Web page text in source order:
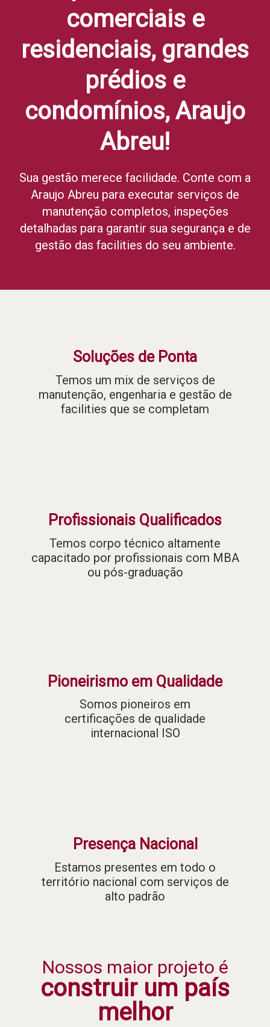
comerciais e
residenciais, grandes
prédios e
condomínios, Araujo
Abreu!
Sua gestão merece facilidade. Conte com a
Araujo Abreu para executar serviços de
manutenção completos, inspeções
detalhadas para garantir sua segurança e de
gestão das facilities do seu ambiente.
Soluções de Ponta
Temos um mix de serviços de
manutenção, engenharia e gestão de
facilities que se completam
Profissionais Qualificados
Temos corpo técnico altamente
capacitado por profissionais com MBA
ou pós-graduação
Pioneirismo em Qualidade
Somos pioneiros em
certificações de qualidade
internacional ISO
Presença Nacional
Estamos presentes em todo o
território nacional com serviços de
alto padrão
Nossos maior projeto é
construir um país
melhor